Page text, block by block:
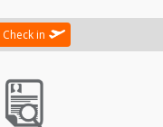
Check in